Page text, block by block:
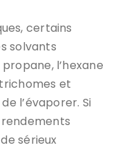
certains
solvants
l’hexane
et
l’évaporer. Si
sérieux